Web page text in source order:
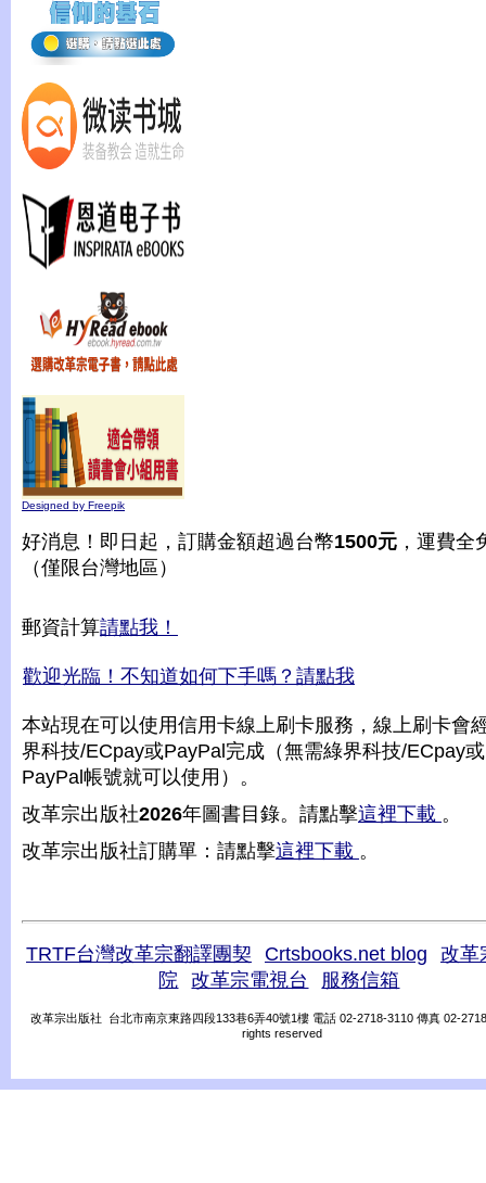
Designed by Freepik
好消息！即日起，訂購金額超過台幣1500元 ，運費全
（僅限台灣地區）
郵資計算請點我！
歡迎光臨！不知道如何下手嗎？請點我
本站現在可以使用信用卡線上刷卡服務，線上刷卡會
界科技/ECpay或PayPal完成（無需綠界科技/ECpay或
PayPal帳號就可以使用）。
改革宗出版社2026年圖書目錄。請點擊這裡下載 。
改革宗出版社訂購單：請點擊這裡下載 。
TRTF台灣改革宗翻譯團契 Crtsbooks.net blog
改革
院
改革宗電視台 服務信箱
改革宗出版社 台北市南京東路四段133巷6弄40號1樓 電話 02-2718-3110 傳真 02-
rights reserved